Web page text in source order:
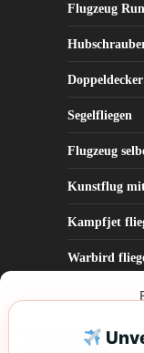
Um dir ein optimales
um Geräteinformationen zu
Flugzeug
Segelfliegen
Flugzeug
Kunstflug
Kampfjet
Warbird